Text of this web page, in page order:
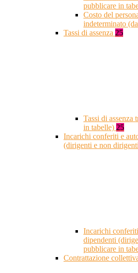
pubblicare in
Costo del
indeterminato
Tassi di assenza 25
Tassi di assenza
in tabelle) 25
Incarichi conferiti e
(dirigenti e non
Incarichi
dipendenti
pubblicare in
Contrattazione